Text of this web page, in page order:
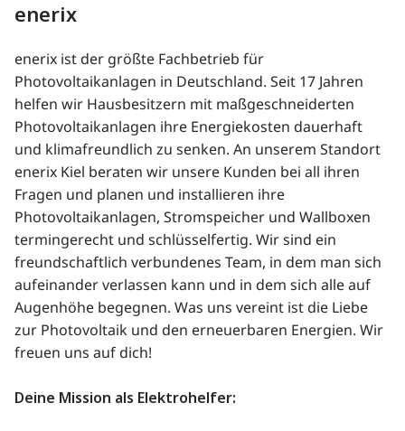
enerix
enerix ist der größte Fachbetrieb für
Photovoltaikanlagen in Deutschland. Seit 17 Jahren
helfen wir Hausbesitzern mit maßgeschneiderten
Photovoltaikanlagen ihre Energiekosten dauerhaft
und klimafreundlich zu senken. An unserem Standort
enerix Kiel beraten wir unsere Kunden bei all ihren
Fragen und planen und installieren ihre
Photovoltaikanlagen, Stromspeicher und Wallboxen
termingerecht und schlüsselfertig. Wir sind ein
freundschaftlich verbundenes Team, in dem man sich
aufeinander verlassen kann und in dem sich alle auf
Augenhöhe begegnen. Was uns vereint ist die Liebe
zur Photovoltaik und den erneuerbaren Energien. Wir
freuen uns auf dich!
Deine Mission als Elektrohelfer: